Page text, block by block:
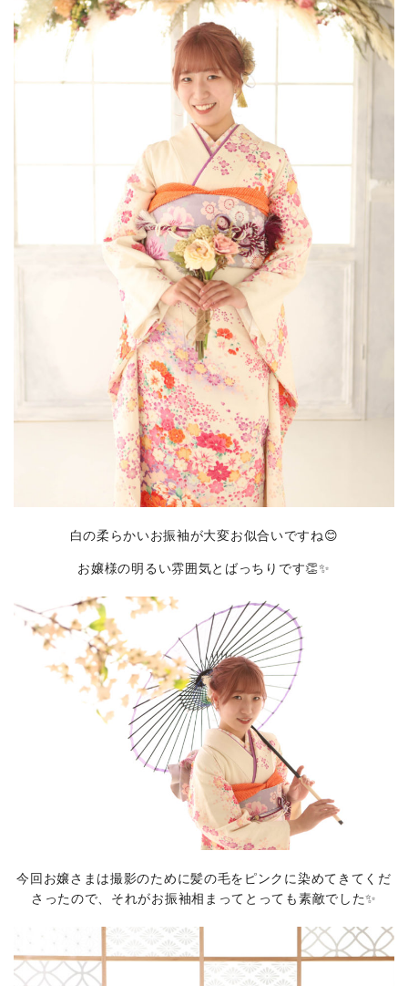
白の柔らかいお振袖が大変お似合いですね😊
お嬢様の明るい雰囲気とばっちりです👏✨
今回お嬢さまは撮影のために髪の毛をピンクに染めてきてくだ
さったので、それがお振袖相まってとっても素敵でした✨